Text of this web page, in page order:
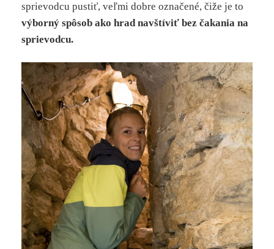
sprievodcu pustiť, veľmi dobre označené, čiže je to
výborný spôsob ako hrad navštíviť bez čakania na
sprievodcu.